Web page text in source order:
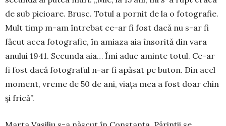
de sub picioare. Brusc. Totul a pornit de la o fotografie.
Mult timp m-am întrebat ce-ar fi fost dacă nu s-ar fi
făcut acea fotografie, în amiaza aia însorită din vara
anului 1941. Secunda aia… Îmi aduc aminte totul. Ce-ar
fi fost dacă fotograful n-ar fi apăsat pe buton. Din acel
moment, vreme de 50 de ani, viața mea a fost doar chin
și frică”.